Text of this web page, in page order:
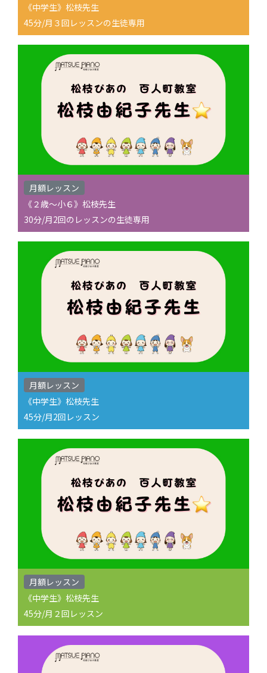
《中学生》松枝先生
45分/月３回レッスンの生徒専用
月額レッスン
《２歳〜小６》松枝先生
30分/月2回のレッスンの生徒専用
月額レッスン
《中学生》松枝先生
45分/月2回レッスン
月額レッスン
《中学生》松枝先生
45分/月２回レッスン